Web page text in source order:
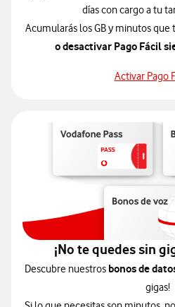
días con cargo a tu
Acumularás los GB y minutos que
o desactivar Pago Fácil
Activar Pago
¡No te quedes sin
Descubre nuestros bonos de
gigas!